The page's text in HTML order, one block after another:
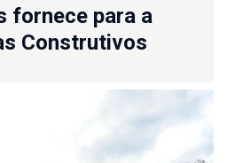
fornece para a
Construtivos